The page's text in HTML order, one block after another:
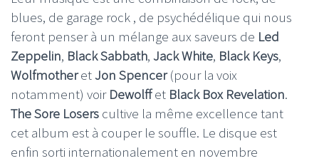
blues, de garage rock , de psychédélique qui nous
feront penser à un mélange aux saveurs de Led
Zeppelin, Black Sabbath, Jack White, Black Keys,
WolfmotheretJon Spencer(pour la voix
notamment) voir Dewolffet Black Box Revelation.
The Sore Losers cultive la même excellence tant
cet album est à couper le souffle. Le disque est
enfin sorti internationalement en novembre